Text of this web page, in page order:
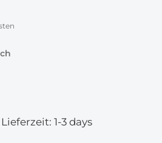
von 0 von 5 Sternen
1-3 days